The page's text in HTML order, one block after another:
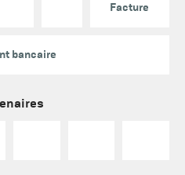
Facture
bancaire